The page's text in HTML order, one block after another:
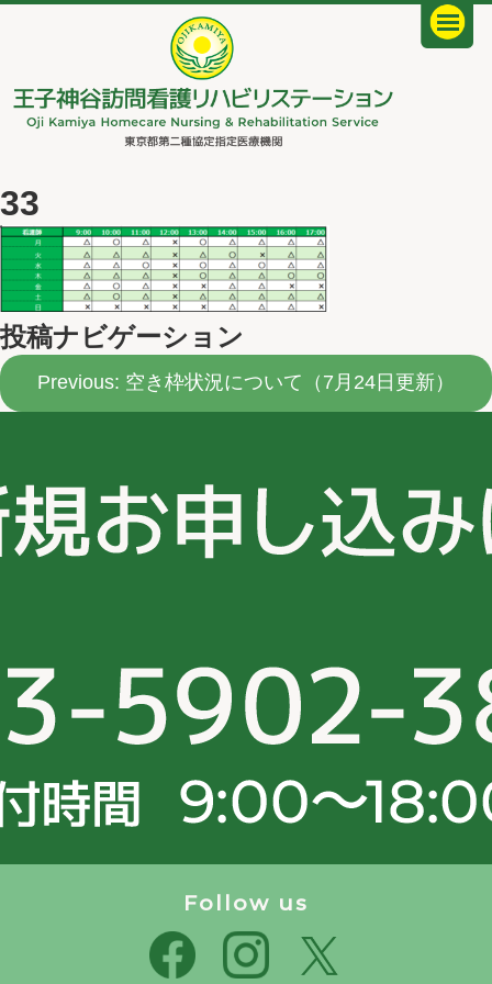
33
投稿ナビゲーション
Previous: 空き枠状況について（7月24日更新）
Follow us